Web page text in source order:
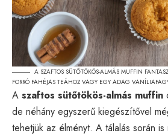
A SZAFTOS SÜTŐTÖKÖS-ALMÁS MUFFIN
FORRÓ FAHÉJAS TEÁHOZ VAGY EGY ADAG
A szaftos sütőtökös-almás muffin
de néhány egyszerű kiegészítővel
tehetjük az élményt. A tálalás során is